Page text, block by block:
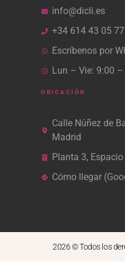
info@dicli.es
+34 614 43 05 77
Escríbenos por
Lun – Vie: 9:00
UBICACIÓN
Calle Núñez de
Madrid
Planta 3, Espacio
Cómo llegar
2026 © Todos los